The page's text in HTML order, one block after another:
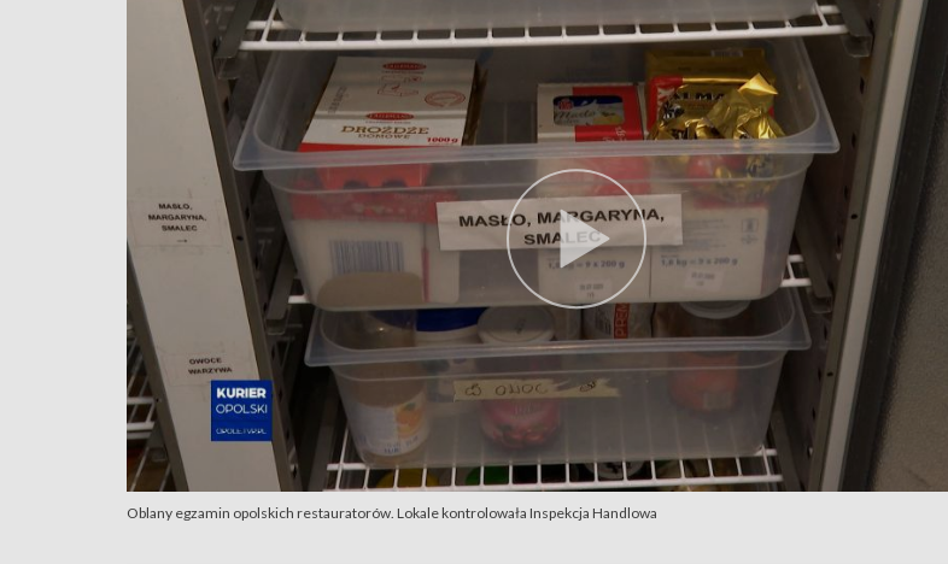
Oblany egzamin opolskich restauratorów. Lokale kontrolowała Inspekcja Handlowa